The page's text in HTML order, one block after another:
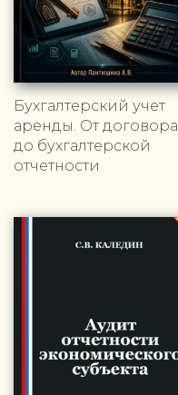
Бухгалтерский учет
аренды. От договора
до бухгалтерской
отчетности